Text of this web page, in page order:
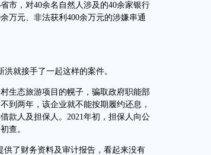
，对40余名自然人涉及的40余家银行
万元、非法获利400余万元的涉嫌串通
就接手了一起这样的案件。
态旅游项目的幌子，骗取政府职能部
到两年，该企业就不能按期履约还息，
款人及担保人。2021年初，担保人向公
查。
了财务资料及审计报告，看起来没有